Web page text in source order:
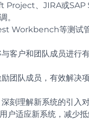
Project、JIRA或
。
Workbench等测试管
客户和团队成员进行
团队成员，有效解决
深刻理解新系统的引入
户适应新系统，减少抵